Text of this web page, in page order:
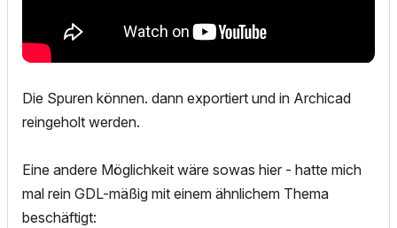
Die Spuren können. dann exportiert und in Archicad
reingeholt werden.
Eine andere Möglichkeit wäre sowas hier - hatte mich
mal rein GDL-mäßig mit einem ähnlichem Thema
beschäftigt: